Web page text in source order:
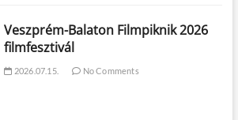
Veszprém-Balaton Filmpiknik 2026
filmfesztivál
2026.07.15. No Comments